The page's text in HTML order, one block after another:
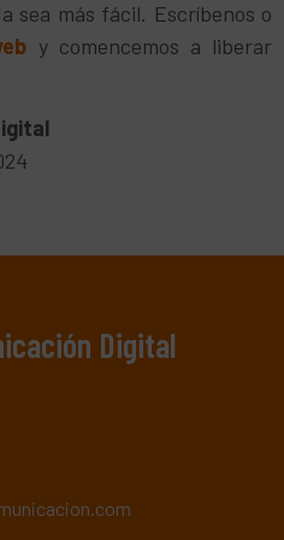
sea más fácil. Escríbenos o
y comencemos a liberar
Digital